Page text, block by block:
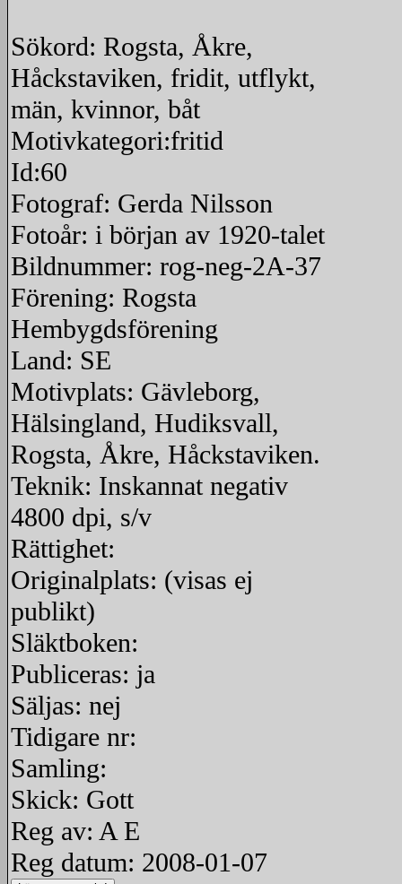
Sökord: Rogsta, Åkre,
Håckstaviken, fridit, utflykt,
män, kvinnor, båt
Motivkategori:fritid
Id:60
Fotograf: Gerda Nilsson
Fotoår: i början av 1920-talet
Bildnummer: rog-neg-2A-37
Förening: Rogsta
Hembygdsförening
Land: SE
Motivplats: Gävleborg,
Hälsingland, Hudiksvall,
Rogsta, Åkre, Håckstaviken.
Teknik: Inskannat negativ
4800 dpi, s/v
Rättighet:
Originalplats: (visas ej
publikt)
Släktboken:
Publiceras: ja
Säljas: nej
Tidigare nr:
Samling:
Skick: Gott
Reg av: A E
Reg datum: 2008-01-07